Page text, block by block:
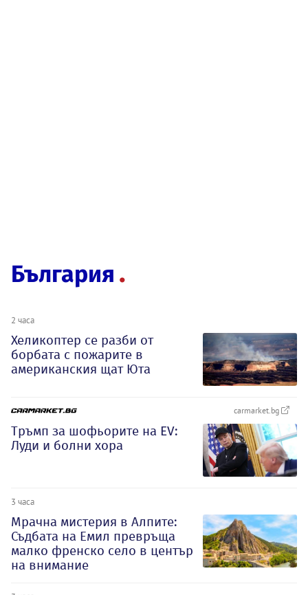
България
2 часа
Хеликоптер се разби от
борбата с пожарите в
американския щат Юта
carmarket.bg
Тръмп за шофьорите на EV:
Луди и болни хора
3 часа
Мрачна мистерия в Алпите:
Съдбата на Емил превръща
малко френско село в център
на внимание